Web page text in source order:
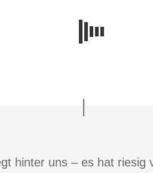
hinter uns – es hat